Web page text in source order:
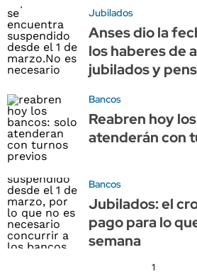
Jubilados
Anses dio la
los haberes de
jubilados y
Bancos
Reabren hoy
atenderán con
Bancos
Jubilados: el
pago para lo
semana
1